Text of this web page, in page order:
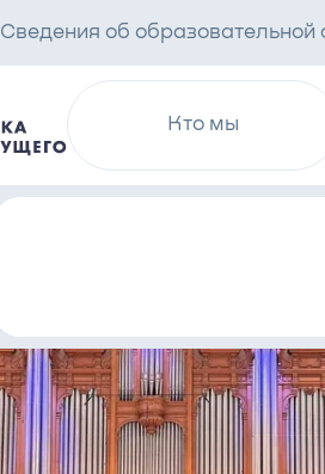
Сведения об образовательной
Кто мы